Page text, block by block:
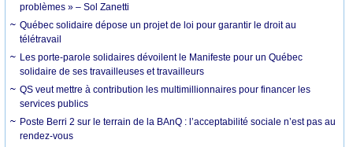
problèmes » – Sol Zanetti
Québec solidaire dépose un projet de loi pour garantir le droit au
télétravail
Les porte-parole solidaires dévoilent le Manifeste pour un Québec
solidaire de ses travailleuses et travailleurs
QS veut mettre à contribution les multimillionnaires pour financer les
services publics
Poste Berri 2 sur le terrain de la BAnQ : l’acceptabilité sociale n’est pas au
rendez-vous